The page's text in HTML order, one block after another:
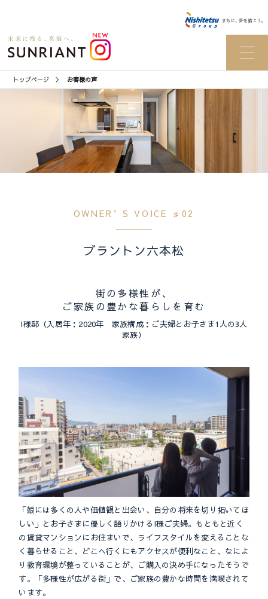
トップページ お客様の声
OWNER’S VOICE ♯02
ブラントン六本松
街の多様性が、
ご家族の豊かな暮らしを育む
I様邸（入居年：2020年 家族構成：ご夫婦とお子さま1人の3人
家族）
「娘には多くの人や価値観と出会い、自分の将来を切り拓いてほ
しい」とお子さまに優しく語りかけるI様ご夫婦。もともと近く
の賃貸マンションにお住まいで、ライフスタイルを変えることな
く暮らせること、どこへ行くにもアクセスが便利なこと、なによ
り教育環境が整っていることが、ご購入の決め手になったそうで
す。「多様性が広がる街」で、ご家族の豊かな時間を満喫されて
います。